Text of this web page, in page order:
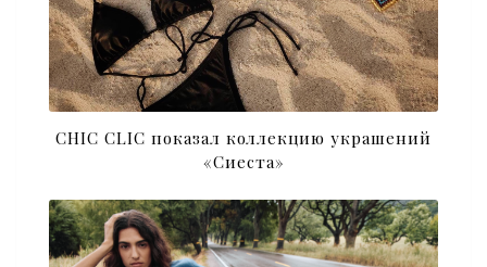
CHIC CLIC показал коллекцию украшений
«Сиеста»